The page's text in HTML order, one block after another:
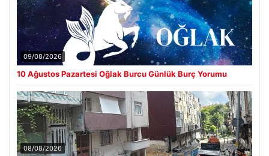
09/08/2026
10 Ağustos Pazartesi Oğlak Burcu Günlük Burç Yorumu
08/08/2026